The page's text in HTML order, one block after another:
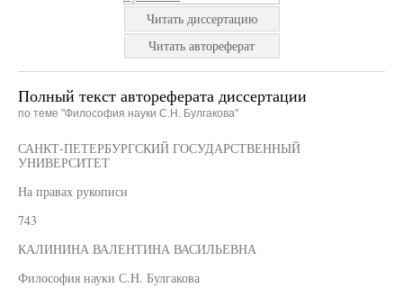
Читать диссертацию
Читать автореферат
Полный текст автореферата диссертации
по теме "Философия науки С.Н. Булгакова"
САНКТ-ПЕТЕРБУРГСКИЙ ГОСУДАРСТВЕННЫЙ
УНИВЕРСИТЕТ
На правах рукописи
743
КАЛИНИНА ВАЛЕНТИНА ВАСИЛЬЕВНА
Философия науки С.Н. Булгакова